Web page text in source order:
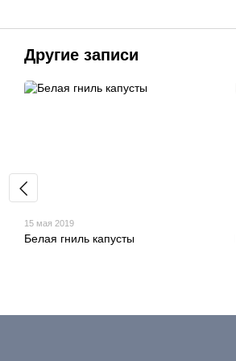
Другие записи
15 мая 2019
Белая гниль капусты